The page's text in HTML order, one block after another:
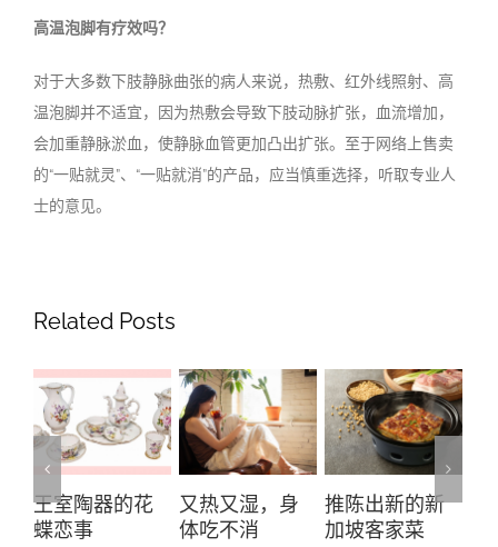
高温泡脚有疗效吗？
对于大多数下肢静脉曲张的病人来说，热敷、红外线照射、高
温泡脚并不适宜，因为热敷会导致下肢动脉扩张，血流增加，
会加重静脉淤血，使静脉血管更加凸出扩张。至于网络上售卖
的“一贴就灵”、 “一贴就消”的产品，应当慎重选择，听取专业人
士的意见。
Related Posts
王室陶器的花
蝶恋事
又热又湿，身
体吃不消
推陈出新的新
加坡客家菜